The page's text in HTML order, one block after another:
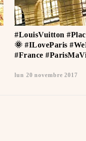
#LouisVuitton
🌞 #ILoveParis
#France
lun 20 novembre 2017